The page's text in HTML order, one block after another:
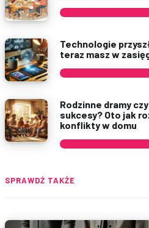
Technologie
teraz masz w
Rodzinne dramy
sukcesy? Oto jak
konflikty w domu
SPRAWDŹ TAKŻE